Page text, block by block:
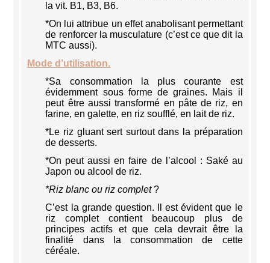
la vit. B1, B3, B6.
*On lui attribue un effet anabolisant permettant
de renforcer la musculature (c’est ce que dit la
MTC aussi).
Mode d’utilisation.
*Sa consommation la plus courante est
évidemment sous forme de graines. Mais il
peut être aussi transformé en pâte de riz, en
farine, en galette, en riz soufflé, en lait de riz.
*Le riz gluant sert surtout dans la préparation
de desserts.
*On peut aussi en faire de l’alcool : Saké au
Japon ou alcool de riz.
*Riz blanc ou riz complet?
C’est la grande question. Il est évident que le
riz complet contient beaucoup plus de
principes actifs et que cela devrait être la
finalité dans la consommation de cette
céréale.